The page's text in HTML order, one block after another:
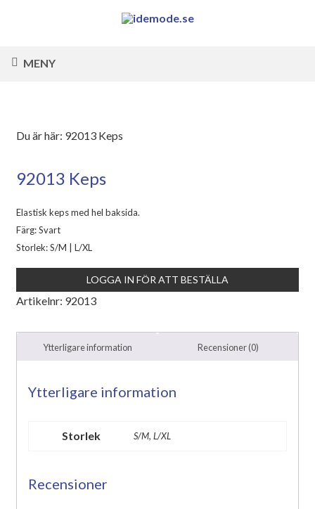
MENY
Du är här: 92013 Keps
92013 Keps
Elastisk keps med hel baksida.
Färg: Svart
Storlek: S/M | L/XL
LOGGA IN FÖR ATT BESTÄLLA
Artikelnr: 92013
Ytterligare information Recensioner (0)
Ytterligare information
Storlek S/M, L/XL
Recensioner